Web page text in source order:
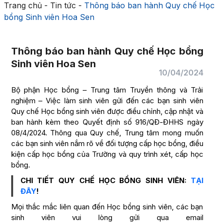
Trang chủ- Tin tức - Thông báo ban hành Quy chế Học
bổng Sinh viên Hoa Sen
Thông báo ban hành Quy chế Học bổng
Sinh viên Hoa Sen
10/04/2024
Bộ phận Học bổng – Trung tâm Truyền thông và Trải
nghiệm – Việc làm sinh viên gửi đến các bạn sinh viên
Quy chế Học bổng sinh viên được điều chỉnh, cập nhật và
ban hành kèm theo Quyết định số 916/QĐ-ĐHHS ngày
08/4/2024. Thông qua Quy chế, Trung tâm mong muốn
các bạn sinh viên nắm rõ về đối tượng cấp học bổng, điều
kiện cấp học bổng của Trường và quy trình xét, cấp học
bổng.
CHI TIẾT QUY CHẾ HỌC BỔNG SINH VIÊN: TẠI
ĐÂY!
Mọi thắc mắc liên quan đến Học bổng sinh viên, các bạn
sinh viên vui lòng gửi qua email